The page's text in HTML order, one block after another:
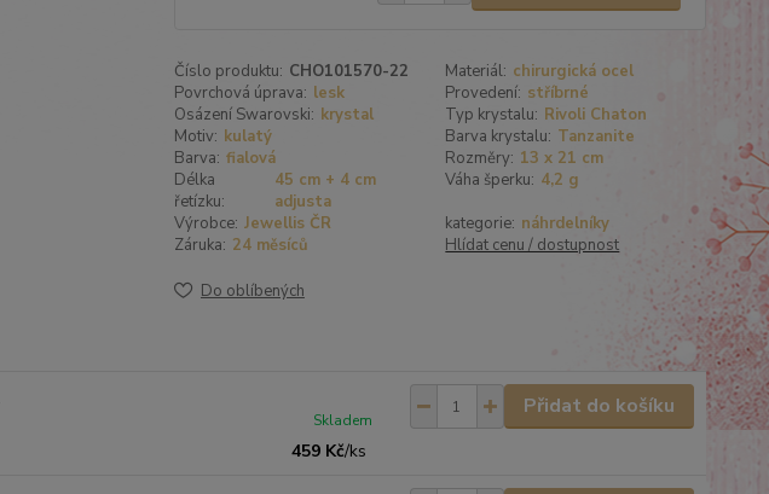
Číslo produktu: CHO101570-22 Materiál: chirurgická ocel
Povrchová úprava: lesk Provedení: stříbrné
Osázení Swarovski: krystal Typ krystalu: Rivoli Chaton
Motiv: kulatý Barva krystalu: Tanzanite
Barva: fialová Rozměry: 13 x 21 cm
Délka
řetízku:
45 cm + 4 cm
adjusta
Váha šperku: 4,2 g
Výrobce: Jewellis ČR kategorie: náhrdelníky
Záruka: 24 měsíců Hlídat cenu / dostupnost
Do oblíbených
459 Kč/ks
Skladem
Přidat do košíku